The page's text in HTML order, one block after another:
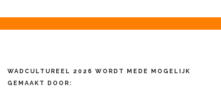
WADCULTUREEL 2026 WORDT MEDE MOGELIJK
GEMAAKT DOOR: